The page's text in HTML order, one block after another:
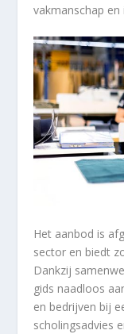
vakmanschap en
Het aanbod is
sector en biedt
Dankzij
gids naadloos
en bedrijven bij
scholingsadvies